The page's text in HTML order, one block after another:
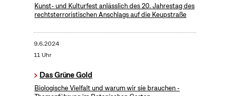
Kunst- und Kulturfest anlässlich des 20. Jahrestag des
rechtsterroristischen Anschlags auf die Keupstraße
9.6.2024
11 Uhr
Das Grüne Gold
Biologische Vielfalt und warum wir sie brauchen -